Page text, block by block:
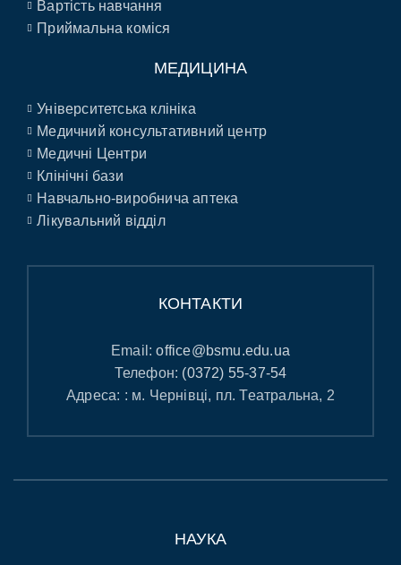
Вартість навчання
Приймальна коміся
МЕДИЦИНА
Університетська клініка
Медичний консультативний центр
Медичні Центри
Клінічні бази
Навчально-виробнича аптека
Лікувальний відділ
КОНТАКТИ
Email:office@bsmu.edu.ua
Телефон: (0372) 55-37-54
Адреса: : м. Чернівці, пл. Театральна, 2
НАУКА